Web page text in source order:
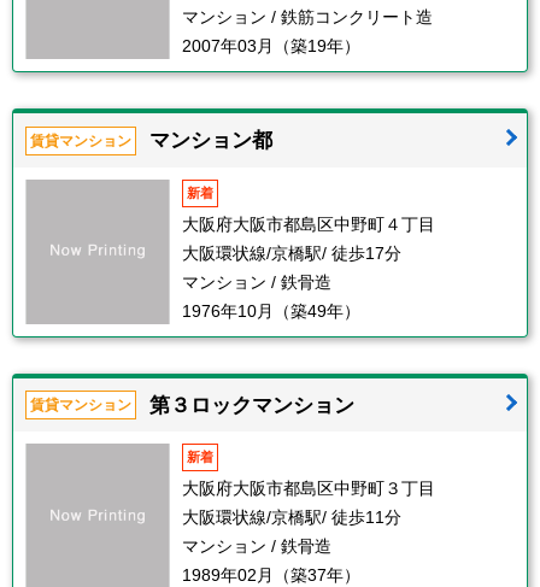
マンション / 鉄筋コンクリート造
2007年03月（築19年）
賃貸マンション マンション都
新着
大阪府大阪市都島区中野町４丁目
大阪環状線/京橋駅/ 徒歩17分
マンション / 鉄骨造
1976年10月（築49年）
賃貸マンション 第３ロックマンション
新着
大阪府大阪市都島区中野町３丁目
大阪環状線/京橋駅/ 徒歩11分
マンション / 鉄骨造
1989年02月（築37年）